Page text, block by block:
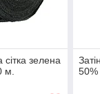
зелена
м.